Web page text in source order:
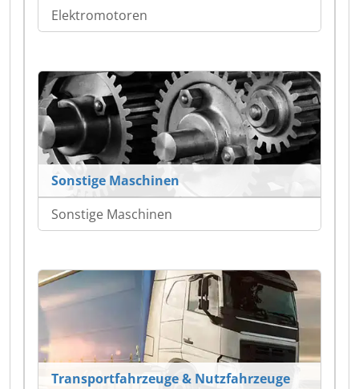
Elektromotoren
Sonstige Maschinen
Sonstige Maschinen
Transportfahrzeuge & Nutzfahrzeuge